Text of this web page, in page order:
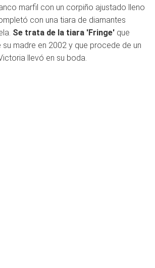
marfil con un corpiño ajustado lleno
con una tiara de diamantes
Se trata de la tiara 'Fringe' que
madre en 2002 y que procede de un
llevó en su boda.